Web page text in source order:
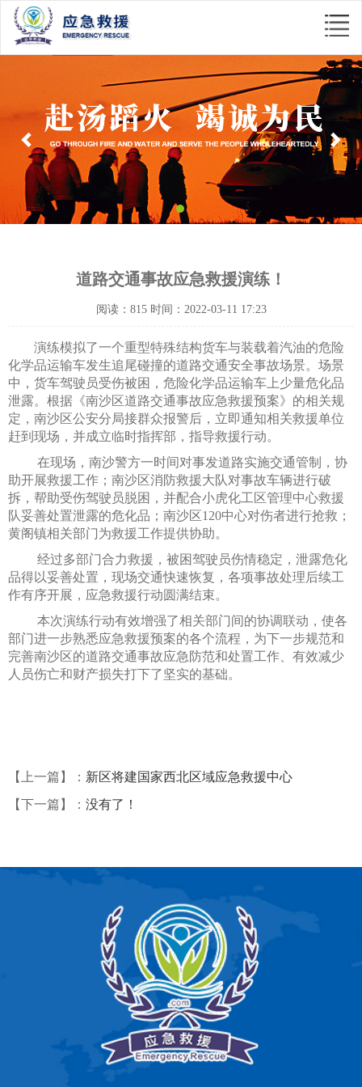
Previous
道路交通事故应急救援演练！
阅读：815 时间：2022-03-11 17:23
演练模拟了一个重型特殊结构货车与装载着汽油的危险
化学品运输车发生追尾碰撞的道路交通安全事故场景。场景
中，货车驾驶员受伤被困，危险化学品运输车上少量危化品
泄露。根据《南沙区道路交通事故应急救援预案》的相关规
定，南沙区公安分局接群众报警后，立即通知相关救援单位
赶到现场，并成立临时指挥部，指导救援行动。
在现场，南沙警方一时间对事发道路实施交通管制，协
助开展救援工作；南沙区消防救援大队对事故车辆进行破
拆，帮助受伤驾驶员脱困，并配合小虎化工区管理中心救援
队妥善处置泄露的危化品；南沙区120中心对伤者进行抢救；
黄阁镇相关部门为救援工作提供协助。
经过多部门合力救援，被困驾驶员伤情稳定，泄露危化
品得以妥善处置，现场交通快速恢复，各项事故处理后续工
作有序开展，应急救援行动圆满结束。
本次演练行动有效增强了相关部门间的协调联动，使各
部门进一步熟悉应急救援预案的各个流程，为下一步规范和
完善南沙区的道路交通事故应急防范和处置工作、有效减少
人员伤亡和财产损失打下了坚实的基础。
【上一篇】： 新区将建国家西北区域应急救援中心
【下一篇】： 没有了！